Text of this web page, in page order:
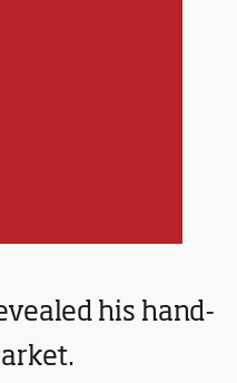
his hand-